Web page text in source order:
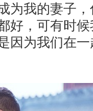
为我的妻子
好，可有时
因为我们在